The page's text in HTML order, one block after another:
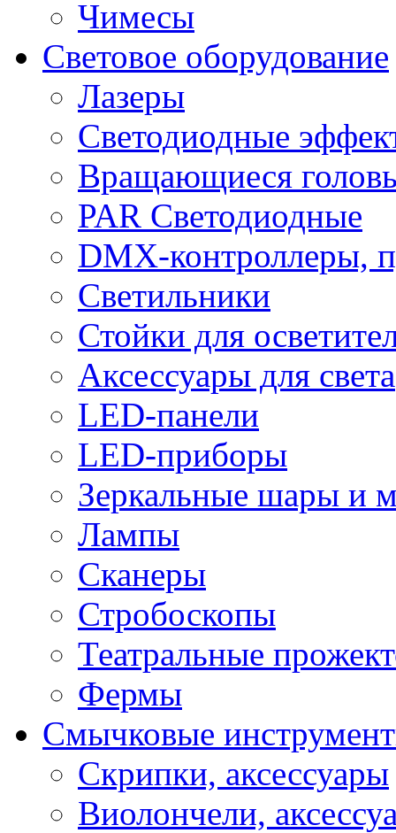
Чимесы
Световое оборудование
Лазеры
Светодиодные
Вращающиеся
PAR Светодиодные
DMX-контроллеры,
Светильники
Стойки для
Аксессуары для света
LED-панели
LED-приборы
Зеркальные шары и
Лампы
Сканеры
Стробоскопы
Театральные
Фермы
Смычковые
Скрипки, аксессуары
Виолончели,